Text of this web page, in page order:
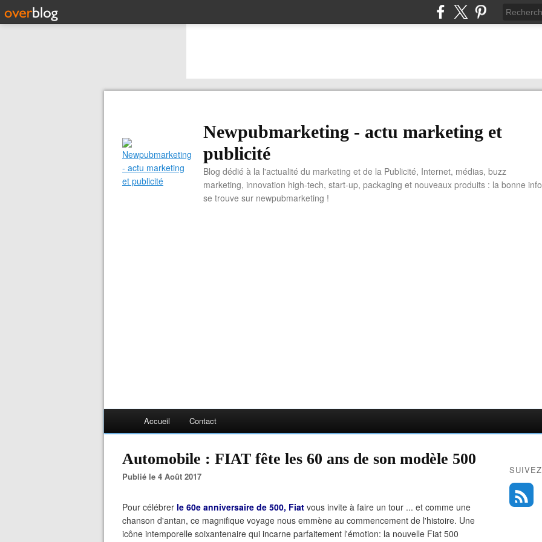
Newpubmarketing - actu marketing et
publicité
Blog dédié à la l'actualité du marketing et de la Publicité, Internet, médias, buzz
marketing, innovation high-tech, start-up, packaging et nouveaux produits : la bonne info
se trouve sur newpubmarketing !
Accueil Contact
Automobile : FIAT fête les 60 ans de son modèle 500
Publié le 4 Août 2017
Pour célébrer le 60e anniversaire de 500, Fiat vous invite à faire un tour ... et comme une
chanson d'antan, ce magnifique voyage nous emmène au commencement de l'histoire. Une
icône intemporelle soixantenaire qui incarne parfaitement l'émotion: la nouvelle Fiat 500